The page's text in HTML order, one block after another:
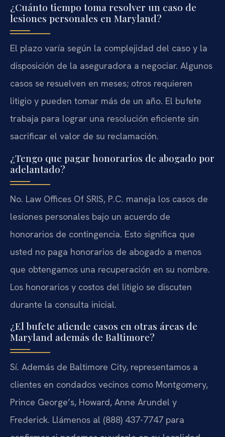
¿Cuánto tiempo toma resolver un caso de
lesiones personales en Maryland?
El plazo varía según la complejidad del caso y la
disposición de la aseguradora a negociar. Algunos
casos se resuelven en meses; otros requieren
litigio y pueden tomar más de un año. El bufete
trabaja para lograr una resolución eficiente sin
sacrificar el valor de su reclamación.
¿Tengo que pagar honorarios de abogado por
adelantado?
No. Law Offices Of SRIS, P.C. maneja los casos de
lesiones personales bajo un acuerdo de
honorarios de contingencia. Esto significa que
usted no paga honorarios de abogado a menos
que obtengamos una recuperación en su nombre.
Los honorarios y costos del litigio se discuten
durante la consulta inicial.
¿El bufete atiende casos en otras áreas de
Maryland además de Baltimore?
Sí. Además de Baltimore City, representamos a
clientes en condados vecinos como Montgomery,
Prince George’s, Howard, Anne Arundel y
Frederick. Llámenos al (888) 437-7747 para